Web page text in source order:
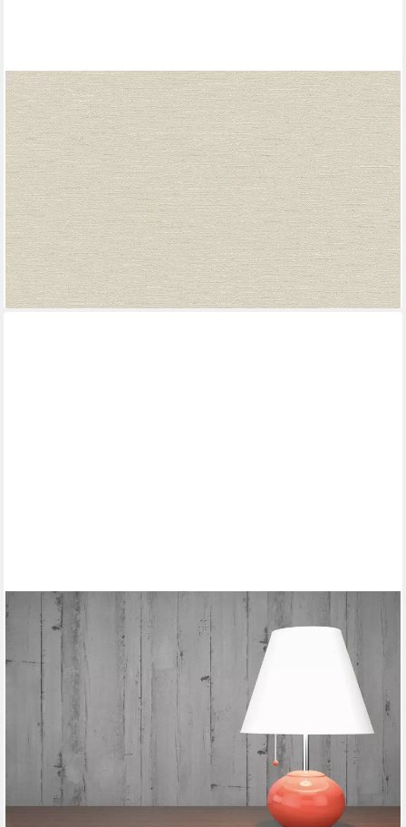
A.S. CRÉATION
Vliestapete Natural Living Unitapete, leicht strukturiert, matt,
gemustert, neutral, (1 St), PVC-Frei ressourcenschonende
skandinavisches Tapeten Wohnzimmer
19,90 €
UVP
61,95 €
(3,74 €/ 1 qm)
-68%
lieferbar - in 4-5 Werktagen bei dir
A.S. CRÉATION
Vliestapete Natural Living Holztapete, leicht strukturiert, matt,
gemustert, neutral, (1 St), PVC-Frei, skandinavische Tapeten,
Wohnzimmer
ab 18,15 €
66,95 €
(3,41 €/ 1 qm)
lieferbar - in 4-5 Werktagen bei dir